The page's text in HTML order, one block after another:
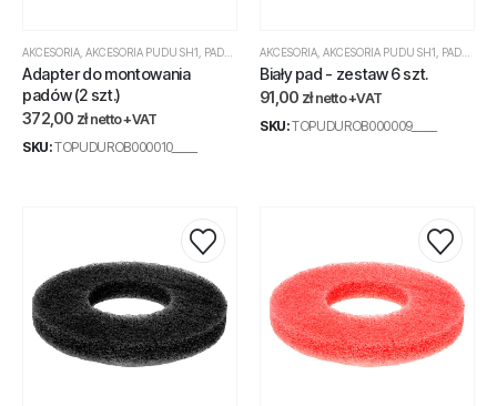
AKCESORIA AKCESORIA PUDU SH1 PADY SH1
Adapter do montowania
padów (2 szt.)
372,00 zł netto +VAT
SKU:TOPUDUROB000010_____
AKCESORIA AKCESORIA PUDU SH1 PADY SH1
Biały pad - zestaw 6 szt.
91,00 zł netto +VAT
SKU:TOPUDUROB000009_____